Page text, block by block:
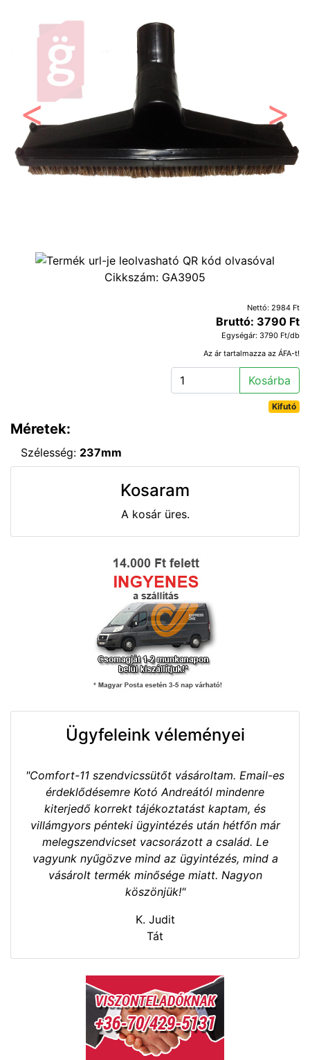
Előző
Cikkszám: GA3905
Nettó: 2984 Ft
Bruttó: 3790 Ft
Egységár: 3790 Ft/db
Az ár tartalmazza az ÁFA-t!
Kosárba
Kifutó
Méretek:
Szélesség: 237mm
Kosaram
A kosár üres.
Ügyfeleink véleményei
"Comfort-11 szendvicssütőt vásároltam. Email-es
érdeklődésemre Kotó Andreától mindenre
kiterjedő korrekt tájékoztatást kaptam, és
villámgyors pénteki ügyintézés után hétfőn már
melegszendvicset vacsorázott a család. Le
vagyunk nyűgözve mind az ügyintézés, mind a
vásárolt termék minősége miatt. Nagyon
köszönjük!"
K. Judit
Tát